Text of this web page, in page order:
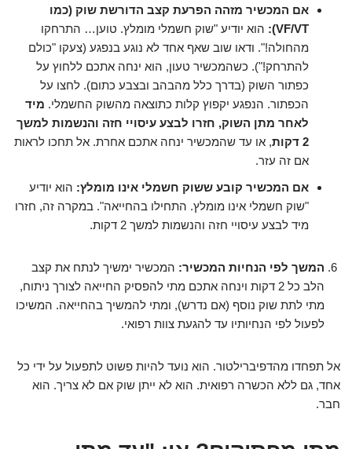
אם המכשיר מזהה הפרעת קצב הדורשת שוק (כמו
VF/VT):
הוא יודיע "שוק חשמלי מומלץ. טוען… התרחקו
מהחולה!". ודאו שוב שאף אחד לא נוגע בנפגע (צעקו "כולם
להתרחק!"). כשהמכשיר טעון, הוא ינחה אתכם ללחוץ על
כפתור השוק (בדרך כלל מהבהב ובצבע כתום). לחצו על
הכפתור. הנפגע יקפוץ קלות כתוצאה מהשוק החשמלי. מיד
לאחר מתן השוק, חזרו לבצע עיסויי חזה והנשמות למשך
2 דקות
, או עד שהמכשיר ינחה אתכם אחרת. אל תחכו לראות
אם זה עזר.
אם המכשיר קובע ששוק חשמלי אינו מומלץ: הוא יודיע
"שוק חשמלי אינו מומלץ. התחילו בהחייאה". במקרה זה, חזרו
מיד לבצע עיסויי חזה והנשמות למשך 2 דקות.
המשך לפי הנחיות המכשיר: המכשיר ימשיך לנתח את קצב
הלב כל 2 דקות וינחה אתכם מתי להפסיק החייאה לצורך ניתוח,
מתי לתת שוק נוסף (אם נדרש), ומתי להמשיך בהחייאה. המשיכו
לפעול לפי הנחיותיו עד להגעת צוות רפואי.
אל תפחדו מהדפיברילטור. הוא נועד להיות פשוט לתפעול על ידי כל
אחד, גם ללא הכשרה רפואית. הוא לא ייתן שוק אם לא צריך. הוא
חבר.